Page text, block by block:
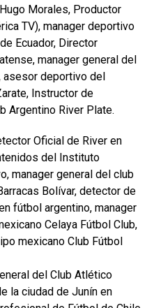
Morales, Productor
TV), manager deportivo
Ecuador, Director
manager general del
asesor deportivo del
Instructor de
Argentino River Plate.
Oficial de River en
del Instituto
manager general del club
Bolívar, detector de
fútbol argentino, manager
Celaya Fútbol Club,
mexicano Club Fútbol
del Club Atlético
la ciudad de Junín en